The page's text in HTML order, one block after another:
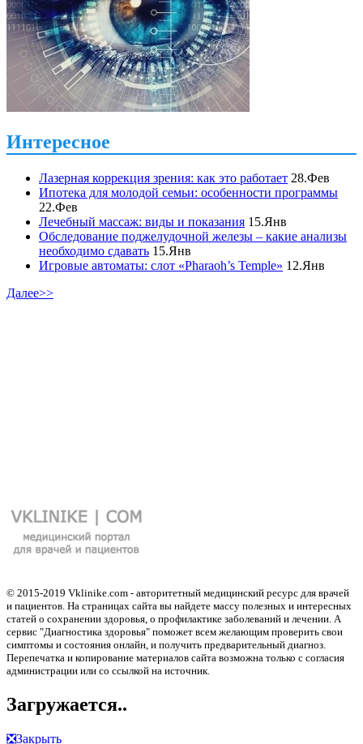
Интересное
Лазерная коррекция зрения: как это работает 28.Фев
Ипотека для молодой семьи: особенности программы
22.Фев
Лечебный массаж: виды и показания 15.Янв
Обследование поджелудочной железы – какие анализы
необходимо сдавать 15.Янв
Игровые автоматы: слот «Pharaoh’s Temple» 12.Янв
Далее>>
© 2015-2019 Vklinike.com - авторитетный медицинский ресурс для врачей
и пациентов. На страницах сайта вы найдете массу полезных и интересных
статей о сохранении здоровья, о профилактике заболеваний и лечении. А
сервис "Диагностика здоровья" поможет всем желающим проверить свои
симптомы и состояния онлайн, и получить предварительный диагноз.
Перепечатка и копирование материалов сайта возможна только с согласия
администрации или со ссылкой на источник.
Загружается..
❎Закрыть